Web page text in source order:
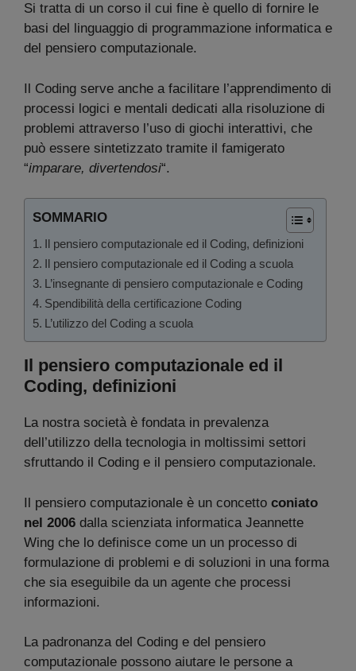
Si tratta di un corso il cui fine è quello di fornire le
basi del linguaggio di programmazione informatica e
del pensiero computazionale.
Il Coding serve anche a facilitare l’apprendimento di
processi logici e mentali dedicati alla risoluzione di
problemi attraverso l’uso di giochi interattivi, che
può essere sintetizzato tramite il famigerato
“imparare, divertendosi“.
SOMMARIO
Il pensiero computazionale ed il Coding, definizioni
Il pensiero computazionale ed il Coding a scuola
L’insegnante di pensiero computazionale e Coding
Spendibilità della certificazione Coding
L’utilizzo del Coding a scuola
Il pensiero computazionale ed il
Coding, definizioni
La nostra società è fondata in prevalenza
dell’utilizzo della tecnologia in moltissimi settori
sfruttando il Coding e il pensiero computazionale.
Il pensiero computazionale è un concetto coniato
nel 2006 dalla scienziata informatica Jeannette
Wing che lo definisce come un un processo di
formulazione di problemi e di soluzioni in una forma
che sia eseguibile da un agente che processi
informazioni.
La padronanza del Coding e del pensiero
computazionale possono aiutare le persone a